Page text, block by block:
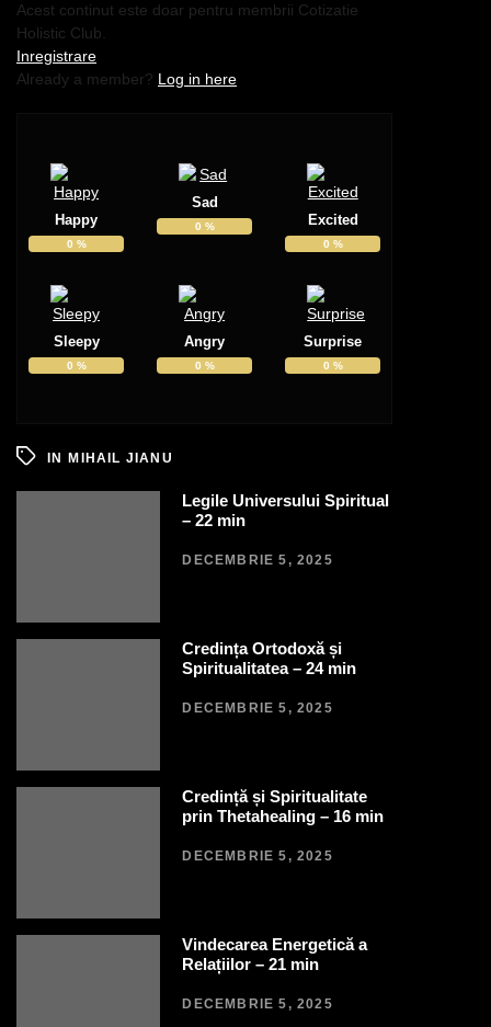
Acest continut este doar pentru membrii Cotizatie
Holistic Club.
Inregistrare
Already a member? Log in here
Happy
0 %
Sad
0 % Excited
0 %
Sleepy
0 %
Angry
0 %
Surprise
0 %
IN MIHAIL JIANU
Legile Universului Spiritual
– 22 min
DECEMBRIE 5, 2025
Credința Ortodoxă și
Spiritualitatea – 24 min
DECEMBRIE 5, 2025
Credință și Spiritualitate
prin Thetahealing – 16 min
DECEMBRIE 5, 2025
Vindecarea Energetică a
Relațiilor – 21 min
DECEMBRIE 5, 2025